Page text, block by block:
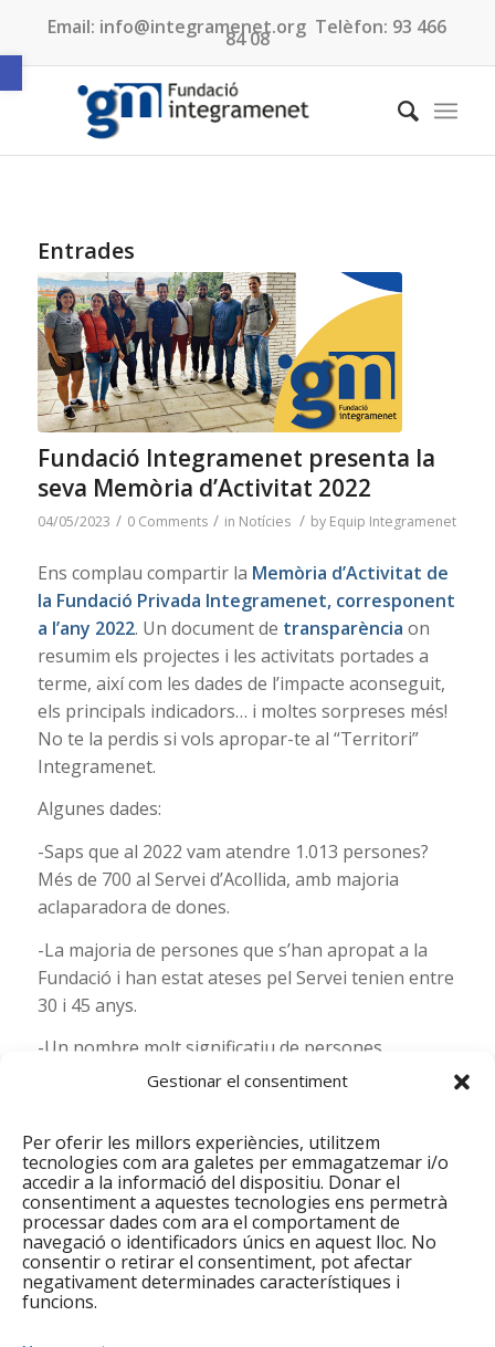
Obre la barra d'eines
Gestionar el consentiment
Per oferir les millors experiències, utilitzem
tecnologies com ara galetes per emmagatzemar i/o
accedir a la informació del dispositiu. Donar el
consentiment a aquestes tecnologies ens permetrà
processar dades com ara el comportament de
navegació o identificadors únics en aquest lloc. No
consentir o retirar el consentiment, pot afectar
negativament determinades característiques i
funcions.
Email: info@integramenet.org Telèfon: 93 466
84 08
Entrades
Fundació Integramenet presenta la
seva Memòria d’Activitat 2022
04/05/2023 / 0 Comments / in Notícies / by Equip Integramenet
Ens complau compartir la Memòria d’Activitat de
la Fundació Privada Integramenet, corresponent
a l’any 2022. Un document de transparència on
resumim els projectes i les activitats portades a
terme, així com les dades de l’impacte aconseguit,
els principals indicadors… i moltes sorpreses més!
No te la perdis si vols apropar-te al “Territori”
Integramenet.
Algunes dades:
-Saps que al 2022 vam atendre 1.013 persones?
Més de 700 al Servei d’Acollida, amb majoria
aclaparadora de dones.
-La majoria de persones que s’han apropat a la
Fundació i han estat ateses pel Servei tenien entre
30 i 45 anys.
-Un nombre molt significatiu de persones
nouvingudes al territori, portaven menys de 3
una tasca important d’orientació i, en alguns
casos, d’acompanyament durant els seus
processos d’inclusió.
-El servei d’ocupació ha ates 610 persones que
cerquen feina i/o volen millorar les seves
competències i nivell d’ocupabilitat.